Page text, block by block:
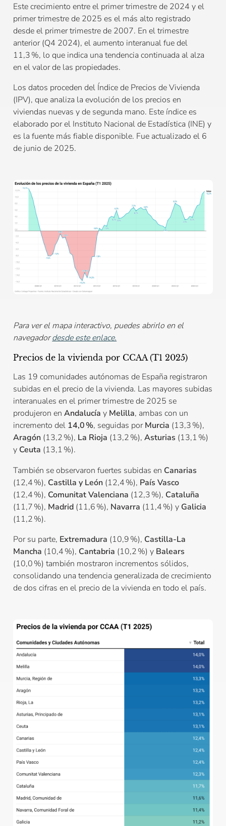
Este crecimiento entre el primer trimestre de 2024 y el
primer trimestre de 2025 es el más alto registrado
desde el primer trimestre de 2007. En el trimestre
anterior (Q4 2024), el aumento interanual fue del
11,3 %, lo que indica una tendencia continuada al alza
en el valor de las propiedades.
Los datos proceden del Índice de Precios de Vivienda
(IPV), que analiza la evolución de los precios en
viviendas nuevas y de segunda mano. Este índice es
elaborado por el Instituto Nacional de Estadística (INE) y
es la fuente más fiable disponible. Fue actualizado el 6
de junio de 2025.
Para ver el mapa interactivo, puedes abrirlo en el
navegadordesde este enlace.
Precios de la vivienda por CCAA (T1 2025)
Las 19 comunidades autónomas de España registraron
subidas en el precio de la vivienda. Las mayores subidas
interanuales en el primer trimestre de 2025 se
produjeron enAndalucía y Melilla, ambas con un
incremento del 14,0 %, seguidas porMurcia (13,3 %),
Aragón (13,2 %), La Rioja (13,2 %),Asturias (13,1 %)
y Ceuta (13,1 %).
También se observaron fuertes subidas en Canarias
(12,4 %), Castilla y León (12,4 %), País Vasco
(12,4 %), Comunitat Valenciana (12,3 %), Cataluña
(11,7 %), Madrid (11,6 %), Navarra (11,4 %) y Galicia
(11,2 %).
Por su parte, Extremadura (10,9 %), Castilla-La
Mancha (10,4 %), Cantabria (10,2 %) y Balears
(10,0 %) también mostraron incrementos sólidos,
consolidando una tendencia generalizada de crecimiento
de dos cifras en el precio de la vivienda en todo el país.